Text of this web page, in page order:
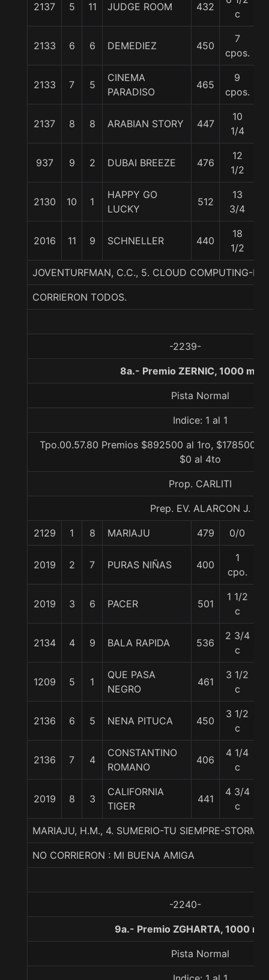
2137 5 11 JUDGE ROOM 432
c
2133 6 6 DEMEDIEZ 450
7
cpos.
2133 7 5
CINEMA
PARADISO
465
9
cpos.
2137 8 8 ARABIAN STORY 447
10
1/4
937 9 2 DUBAI BREEZE 476
12
1/2
2130 10 1
HAPPY GO
LUCKY
512
13
3/4
2016 11 9 SCHNELLER 440
18
1/2
JOVENTURFMAN, C.C., 5. CLOUD COMPUTING-
CORRIERON TODOS.
-2239-
8a.- Premio ZERNIC, 1000
Pista Normal
Indice: 1 al 1
Tpo.00.57.80 Premios $892500 al 1ro, $178500
$0 al 4to
Prop. CARLITI
Prep. EV. ALARCON J.
2129 1 8 MARIAJU 479 0/0
2019 2 7 PURAS NIÑAS 400
1
cpo.
2019 3 6 PACER 501
1 1/2
c
2134 4 9 BALA RAPIDA 536
2 3/4
c
1209 5 1
QUE PASA
NEGRO
461
3 1/2
c
2136 6 5 NENA PITUCA 450
3 1/2
c
2136 7 4
CONSTANTINO
ROMANO
406
4 1/4
c
2019 8 3
CALIFORNIA
TIGER
441
4 3/4
c
MARIAJU, H.M., 4. SUMERIO-TU SIEMPRE-
NO CORRIERON : MI BUENA AMIGA
-2240-
9a.- Premio ZGHARTA, 1000
Pista Normal